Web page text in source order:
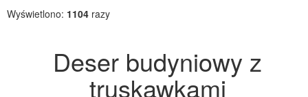
Wyświetlono: 1104 razy
Deser budyniowy z
truskawkami